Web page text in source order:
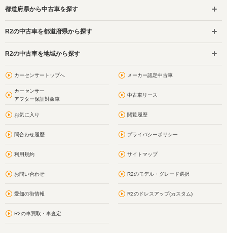
都道府県から中古車を探す
R2の中古車を都道府県から探す
R2の中古車を地域から探す
カーセンサートップへ メーカー認定中古車
カーセンサー
アフター保証対象車
中古車リース
お気に入り 閲覧履歴
問合わせ履歴 プライバシーポリシー
利用規約 サイトマップ
お問い合わせ R2のモデル・グレード選択
愛知の街情報 R2のドレスアップ(カスタム)
R2の車買取・車査定